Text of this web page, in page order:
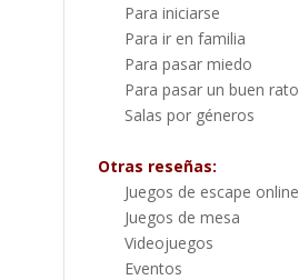
Para iniciarse
Para ir en familia
Para pasar miedo
Para pasar un buen rato
Salas por géneros
Otras reseñas:
Juegos de escape online
Juegos de mesa
Videojuegos
Eventos